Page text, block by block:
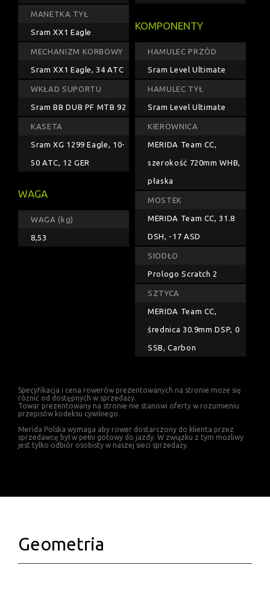
MANETKA TYŁ
Sram XX1 Eagle
MECHANIZM KORBOWY
Sram XX1 Eagle, 34 ATC
WKŁAD SUPORTU
Sram BB DUB PF MTB 92
KASETA
Sram XG 1299 Eagle, 10-
50 ATC, 12 GER
WAGA
WAGA (kg)
8,53
KOMPONENTY
HAMULEC PRZÓD
Sram Level Ultimate
HAMULEC TYŁ
Sram Level Ultimate
KIEROWNICA
MERIDA Team CC,
szerokość 720mm WHB,
płaska
MOSTEK
MERIDA Team CC, 31.8
DSH, -17 ASD
SIODŁO
Prologo Scratch 2
SZTYCA
MERIDA Team CC,
średnica 30.9mm DSP, 0
SSB, Carbon
Specyfikacja i cena rowerów prezentowanych na stronie może się
różnić od dostępnych w sprzedaży.
Towar prezentowany na stronie nie stanowi oferty w rozumieniu
przepisów kodeksu cywilnego.
Merida Polska wymaga aby rower dostarczony do klienta przez
sprzedawcę był w pełni gotowy do jazdy. W związku z tym możliwy
jest tylko odbiór osobisty w naszej sieci sprzedaży.
Geometria